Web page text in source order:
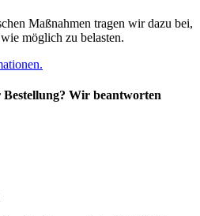
Maßnahmen tragen wir dazu bei,
möglich zu belasten.
Wir beantworten